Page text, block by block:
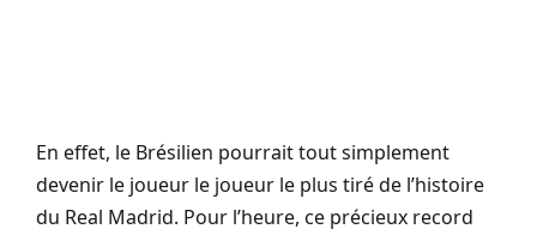
En effet, le Brésilien pourrait tout simplement
devenir le joueur le joueur le plus tiré de l’histoire
du Real Madrid. Pour l’heure, ce précieux record